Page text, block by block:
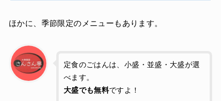
ほかに、季節限定のメニューもあります。
定食のごはんは、小盛・並盛・大盛が選
べます。
大盛でも無料ですよ！